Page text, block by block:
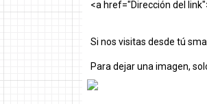
<a href="Dirección del
Si nos visitas desde tú
Para dejar una imagen,